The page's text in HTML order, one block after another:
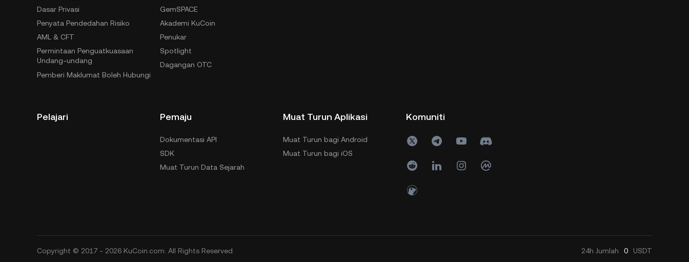
Dasar Privasi
Penyata Pendedahan Risiko
AML & CFT
Permintaan Penguatkuasaan
Undang-undang
Pemberi Maklumat Boleh Hubungi
GemSPACE
Akademi KuCoin
Penukar
Spotlight
Dagangan OTC
Pelajari Pemaju
Dokumentasi API
SDK
Muat Turun Data Sejarah
Muat Turun Aplikasi
Muat Turun bagi Android
Muat Turun bagi iOS
Komuniti
Copyright © 2017 - 2026 KuCoin.com. All Rights Reserved. 24h Jumlah 0 USDT